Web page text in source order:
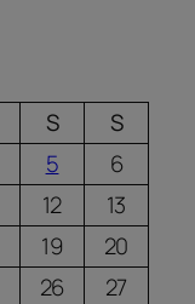
S
S
5
6
12
13
19
20
26
27